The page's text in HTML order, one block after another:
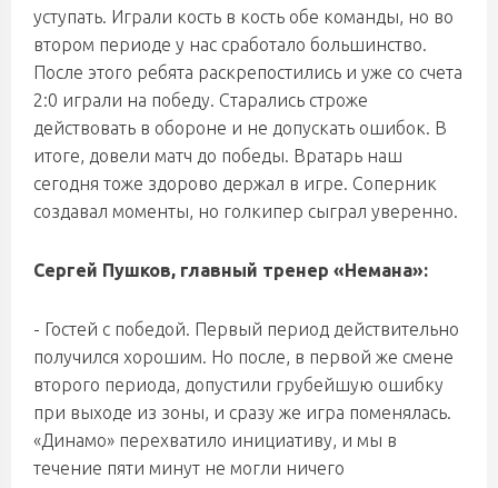
уступать. Играли кость в кость обе команды, но во
втором периоде у нас сработало большинство.
После этого ребята раскрепостились и уже со счета
2:0 играли на победу. Старались строже
действовать в обороне и не допускать ошибок. В
итоге, довели матч до победы. Вратарь наш
сегодня тоже здорово держал в игре. Соперник
создавал моменты, но голкипер сыграл уверенно.
Сергей Пушков, главный тренер «Немана»:
- Гостей с победой. Первый период действительно
получился хорошим. Но после, в первой же смене
второго периода, допустили грубейшую ошибку
при выходе из зоны, и сразу же игра поменялась.
«Динамо» перехватило инициативу, и мы в
течение пяти минут не могли ничего